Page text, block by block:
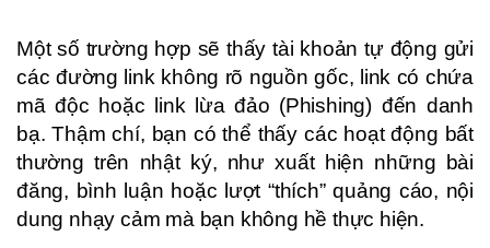
Một số trường hợp sẽ thấy tài khoản tự động gửi
các đường link không rõ nguồn gốc, link có chứa
mã độc hoặc link lừa đảo (Phishing) đến danh
bạ. Thậm chí, bạn có thể thấy các hoạt động bất
thường trên nhật ký, như xuất hiện những bài
đăng, bình luận hoặc lượt “thích” quảng cáo, nội
dung nhạy cảm mà bạn không hề thực hiện.